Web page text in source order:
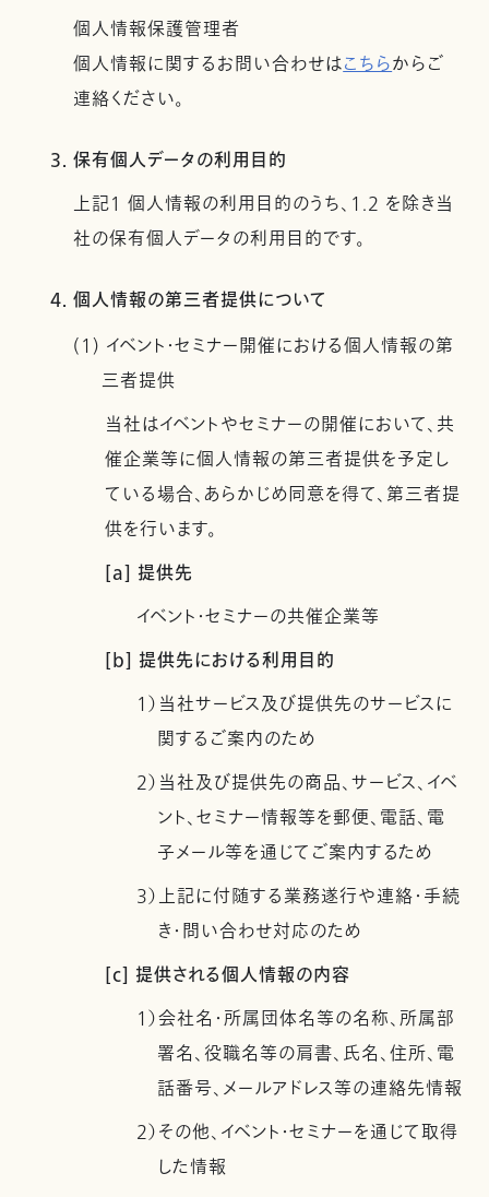
個人情報保護管理者
個人情報に関するお問い合わせはこちらからご
連絡ください。
3. 保有個人データの利用目的
上記１ 個人情報の利用目的のうち、1.2 を除き当
社の保有個人データの利用目的です。
4. 個人情報の第三者提供について
(1) イベント・セミナー開催における個人情報の第
三者提供
当社はイベントやセミナーの開催において、共
催企業等に個人情報の第三者提供を予定し
ている場合、あらかじめ同意を得て、第三者提
供を行います。
[a] 提供先
イベント・セミナーの共催企業等
[b] 提供先における利用目的
1）当社サービス及び提供先のサービスに
関するご案内のため
2）当社及び提供先の商品、サービス、イベ
ント、セミナー情報等を郵便、電話、電
子メール等を通じてご案内するため
3）上記に付随する業務遂行や連絡・手続
き・問い合わせ対応のため
[c] 提供される個人情報の内容
1）会社名・所属団体名等の名称、所属部
署名、役職名等の肩書、氏名、住所、電
話番号、メールアドレス等の連絡先情報
2）その他、イベント・セミナーを通じて取得
した情報